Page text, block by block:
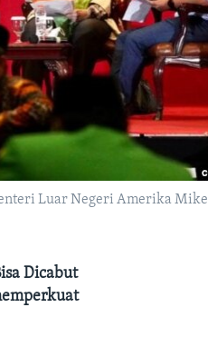
Luar Negeri Amerika Mike
Dicabut